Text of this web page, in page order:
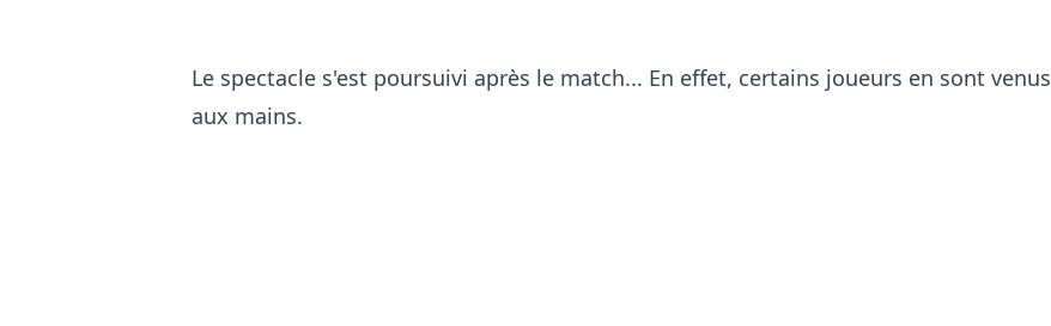
Le spectacle s'est poursuivi après le match... En effet, certains joueurs en sont venus
aux mains.